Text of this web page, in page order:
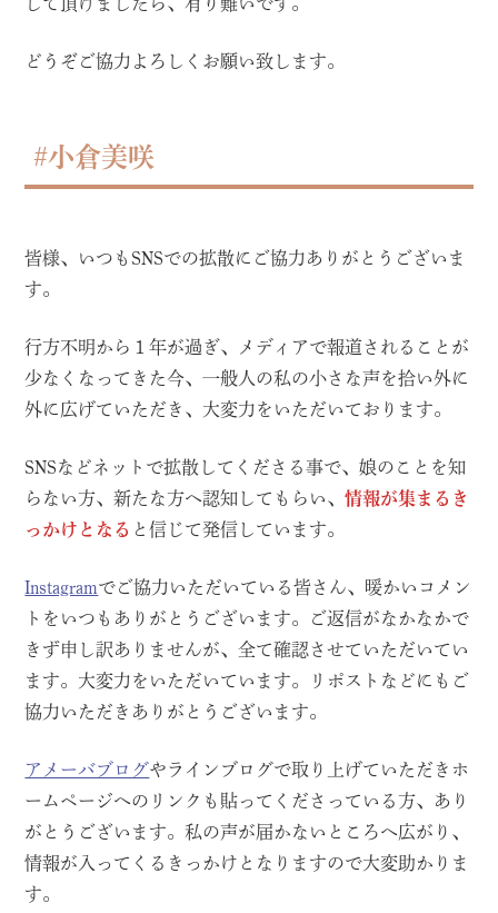
どうぞご協力よろしくお願い致します。
#小倉美咲
皆様、いつもSNSでの拡散にご協力ありがとうございま
す。
行方不明から１年が過ぎ、メディアで報道されることが
少なくなってきた今、一般人の私の小さな声を拾い外に
外に広げていただき、大変力をいただいております。
SNSなどネットで拡散してくださる事で、娘のことを知
らない方、新たな方へ認知してもらい、情報が集まるき
っかけとなる と信じて発信しています。
Instagramでご協力いただいている皆さん、暖かいコメン
トをいつもありがとうございます。ご返信がなかなかで
きず申し訳ありませんが、全て確認させていただいてい
ます。大変力をいただいています。リポストなどにもご
協力いただきありがとうございます。
アメーバブログやラインブログで取り上げていただきホ
ームページへのリンクも貼ってくださっている方、あり
がとうございます。私の声が届かないところへ広がり、
情報が入ってくるきっかけとなりますので大変助かりま
す。